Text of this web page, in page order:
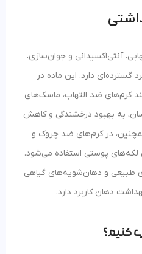
آنتی‌اکسیدانی و جوان‌سازی،
گسترده‌ای دارد. این ماده در
کرم‌های ضد التهاب، ماسک‌های
به بهبود درخشندگی و کاهش
در کرم‌های ضد چروک و
پوستی استفاده می‌شود.
طبیعی و دهان‌شویه‌های گیاهی
دهان کاربرد دارد.
کنیم؟